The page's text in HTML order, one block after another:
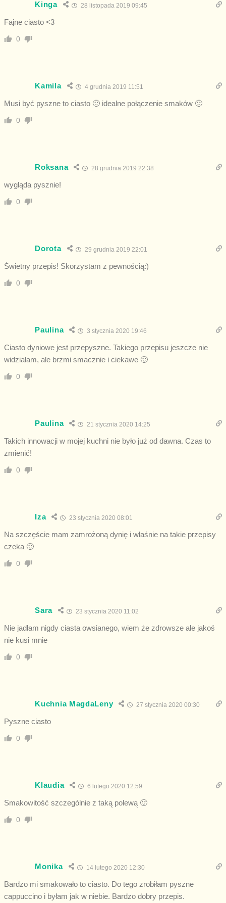
Kinga 28 listopada 2019 09:45
Fajne ciasto <3
0
Kamila 4 grudnia 2019 11:51
Musi być pyszne to ciasto 🙂 idealne połączenie smaków 🙂
0
Roksana 28 grudnia 2019 22:38
wygląda pysznie!
0
Dorota 29 grudnia 2019 22:01
Świetny przepis! Skorzystam z pewnością:)
0
Paulina 3 stycznia 2020 19:46
Ciasto dyniowe jest przepyszne. Takiego przepisu jeszcze nie
widziałam, ale brzmi smacznie i ciekawe 🙂
0
Paulina 21 stycznia 2020 14:25
Takich innowacji w mojej kuchni nie było już od dawna. Czas to
zmienić!
0
Iza 23 stycznia 2020 08:01
Na szczęście mam zamrożoną dynię i właśnie na takie przepisy
czeka 🙂
0
Sara 23 stycznia 2020 11:02
Nie jadłam nigdy ciasta owsianego, wiem że zdrowsze ale jakoś
nie kusi mnie
0
Kuchnia MagdaLeny 27 stycznia 2020 00:30
Pyszne ciasto
0
Klaudia 6 lutego 2020 12:59
Smakowitość szczególnie z taką polewą 🙂
0
Monika 14 lutego 2020 12:30
Bardzo mi smakowało to ciasto. Do tego zrobiłam pyszne
cappuccino i byłam jak w niebie. Bardzo dobry przepis.